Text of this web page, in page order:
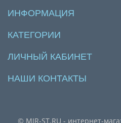
ИНФОРМАЦИЯ
КАТЕГОРИИ
ЛИЧНЫЙ КАБИНЕТ
НАШИ КОНТАКТЫ
© MIR-ST.RU - интернет-